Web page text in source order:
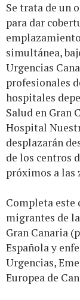
Se trata de un
para dar
simultánea,
Urgencias
profesionales
hospitales
Salud en Gran
Hospital
desplazarán
de los centros
próximos a las
Completa
migrantes de
Gran Canaria
Española y
Urgencias,
Europea de